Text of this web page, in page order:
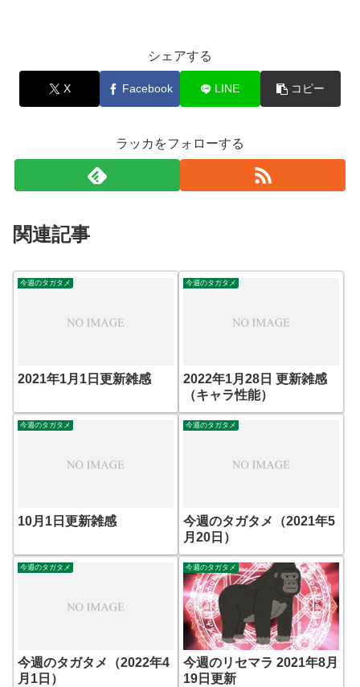
シェアする
X Facebook LINE コピー
ラッカをフォローする
関連記事
今週のタガタメ
2021年1月1日更新雑感
今週のタガタメ
2022年1月28日 更新雑感
（キャラ性能）
今週のタガタメ
10月1日更新雑感
今週のタガタメ
今週のタガタメ（2021年5
月20日）
今週のタガタメ
今週のタガタメ（2022年4
月1日）
今週のタガタメ
今週のリセマラ 2021年8月
19日更新